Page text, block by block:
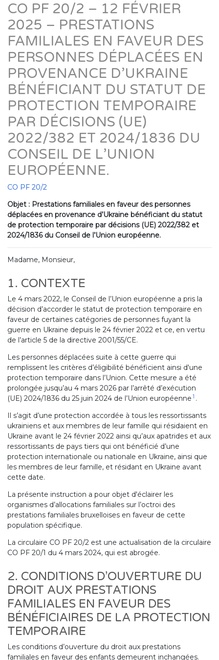
CO PF 20/2 – 12 FÉVRIER
2025 – PRESTATIONS
FAMILIALES EN FAVEUR DES
PERSONNES DÉPLACÉES EN
PROVENANCE D’UKRAINE
BÉNÉFICIANT DU STATUT DE
PROTECTION TEMPORAIRE
PAR DÉCISIONS (UE)
2022/382 ET 2024/1836 DU
CONSEIL DE L’UNION
EUROPÉENNE.
CO PF 20/2
Objet : Prestations familiales en faveur des personnes
déplacées en provenance d’Ukraine bénéficiant du statut
de protection temporaire par décisions (UE) 2022/382 et
2024/1836 du Conseil de l’Union européenne.
Madame, Monsieur,
1. CONTEXTE
Le 4 mars 2022, le Conseil de l’Union européenne a pris la
décision d’accorder le statut de protection temporaire en
faveur de certaines catégories de personnes fuyant la
guerre en Ukraine depuis le 24 février 2022 et ce, en vertu
de l’article 5 de la directive 2001/55/CE.
Les personnes déplacées suite à cette guerre qui
remplissent les critères d’éligibilité bénéficient ainsi d'une
protection temporaire dans l’Union. Cette mesure a été
prolongée jusqu’au 4 mars 2026 par l’arrêté d’exécution
(UE) 2024/1836 du 25 juin 2024 de l’Union européenne 1 .
Il s’agit d’une protection accordée à tous les ressortissants
ukrainiens et aux membres de leur famille qui résidaient en
Ukraine avant le 24 février 2022 ainsi qu’aux apatrides et aux
ressortissants de pays tiers qui ont bénéficié d’une
protection internationale ou nationale en Ukraine, ainsi que
les membres de leur famille, et résidant en Ukraine avant
cette date.
La présente instruction a pour objet d'éclairer les
organismes d’allocations familiales sur l’octroi des
prestations familiales bruxelloises en faveur de cette
population spécifique.
La circulaire CO PF 20/2 est une actualisation de la circulaire
CO PF 20/1 du 4 mars 2024, qui est abrogée.
2. CONDITIONS D’OUVERTURE DU
DROIT AUX PRESTATIONS
FAMILIALES EN FAVEUR DES
BÉNÉFICIAIRES DE LA PROTECTION
TEMPORAIRE
Les conditions d’ouverture du droit aux prestations
familiales en faveur des enfants demeurent inchangées.